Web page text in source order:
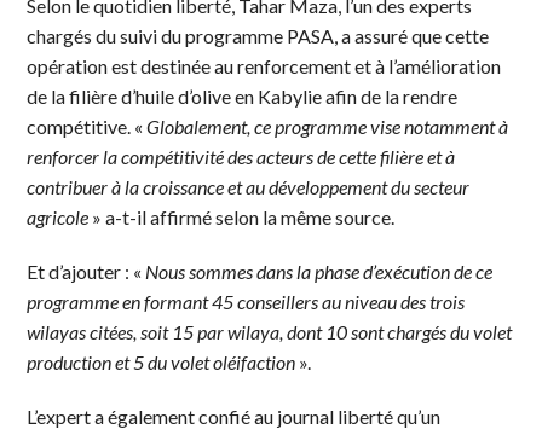
Selon le quotidien liberté, Tahar Maza, l’un des experts
chargés du suivi du programme PASA, a assuré que cette
opération est destinée au renforcement et à l’amélioration
de la filière d’huile d’olive en Kabylie afin de la rendre
compétitive. « Globalement, ce programme vise notamment à
renforcer la compétitivité des acteurs de cette filière et à
contribuer à la croissance et au développement du secteur
agricole » a-t-il affirmé selon la même source.
Et d’ajouter : « Nous sommes dans la phase d’exécution de ce
programme en formant 45 conseillers au niveau des trois
wilayas citées, soit 15 par wilaya, dont 10 sont chargés du volet
production et 5 du volet oléifaction ».
L’expert a également confié au journal liberté qu’un